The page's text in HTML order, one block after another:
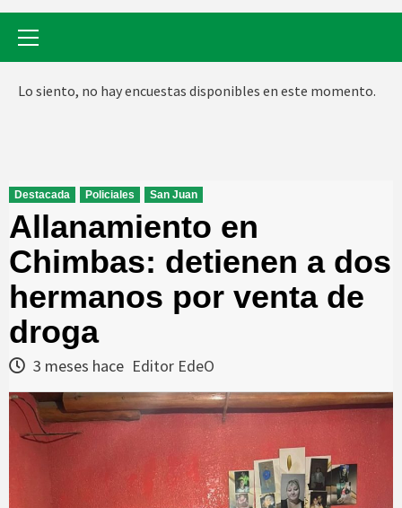
Lo siento, no hay encuestas disponibles en este momento.
Destacada Policiales San Juan
Allanamiento en
Chimbas: detienen a dos
hermanos por venta de
droga
3 meses hace Editor EdeO